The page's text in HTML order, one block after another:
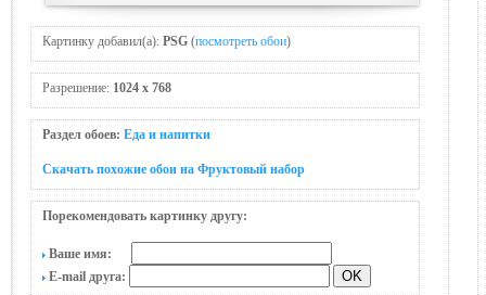
Картинку добавил(а): PSG (посмотреть обои)
Разрешение: 1024 x 768
Раздел обоев: Еда и напитки
Скачать похожие обои на Фруктовый набор
Порекомендовать картинку другу:
Ваше имя:
E-mail друга: